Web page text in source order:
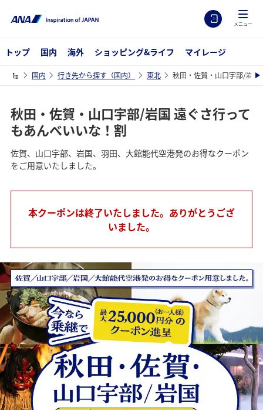
メニュー
トップ 国内 海外 ショッピング&ライフ マイレージ
国内 行き先から探す（国内） 東北 秋田・佐賀・山口宇部/岩国
秋田・佐賀・山口宇部/岩国 遠ぐさ行って
もあんべいいな！割
佐賀、山口宇部、岩国、羽田、大館能代空港発のお得なクーポン
をご用意いたしました。
本クーポンは終了いたしました。ありがとうござ
いました。